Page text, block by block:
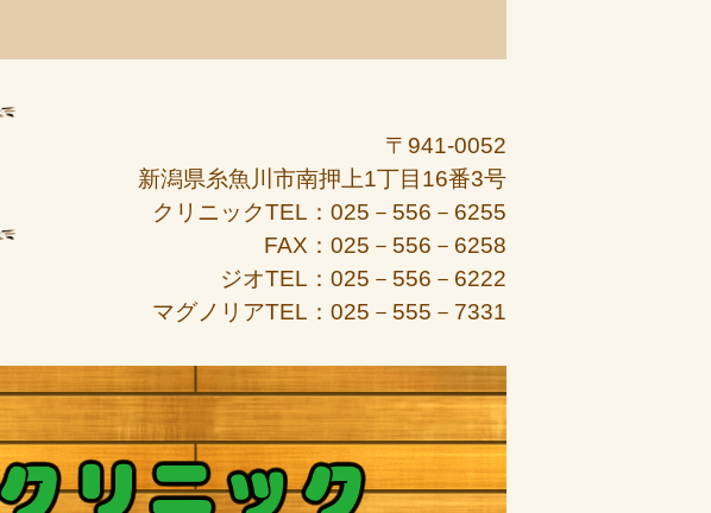
〒941-0052
新潟県糸魚川市南押上1丁目16番3号
クリニックTEL：025－556－6255
FAX：025－556－6258
ジオTEL：025－556－6222
マグノリアTEL：025－555－7331